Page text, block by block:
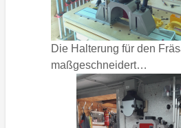
Die Halterung für den
maßgeschneidert…